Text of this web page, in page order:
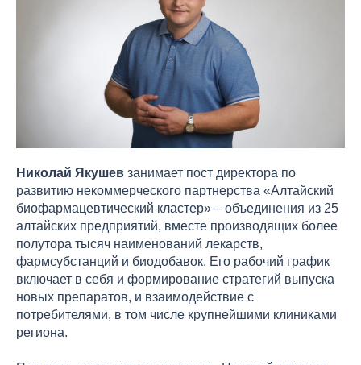
Николай Якушев занимает пост директора по
развитию некоммерческого партнерства «Алтайский
биофармацевтический кластер» – объединения из 25
алтайских предприятий, вместе производящих более
полутора тысяч наименований лекарств,
фармсубстанций и биодобавок. Его рабочий график
включает в себя и формирование стратегий выпуска
новых препаратов, и взаимодействие с
потребителями, в том числе крупнейшими клиниками
региона.